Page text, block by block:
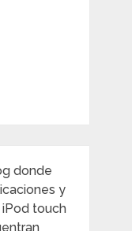
donde
y
iPod touch